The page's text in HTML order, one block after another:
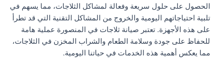
الحصول على حلول سريعة وفعالة لمشاكل الثلاجات، مما يسهم في
تلبية احتياجاتهم اليومية والخروج من المشاكل التقنية التي قد تطرأ
على هذه الأجهزة. تعتبر صيانة ثلاجات في المنصورة عملية هامة
للحفاظ على جودة وسلامة الطعام والشراب المخزن في الثلاجات،
مما يعكس أهمية هذه الخدمات في حياتنا اليومية.